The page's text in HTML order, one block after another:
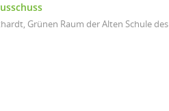
Grünen Raum der Alten Schule